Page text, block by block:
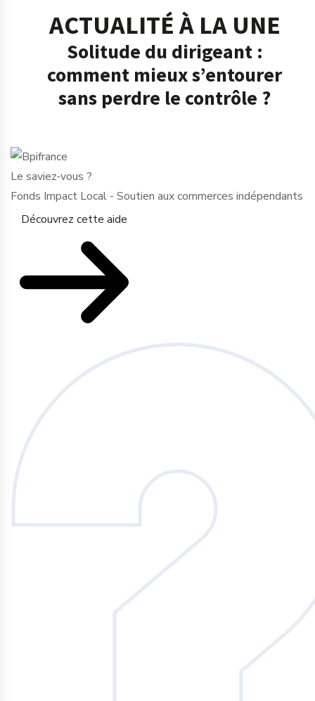
ACTUALITÉ À LA UNE
Solitude du dirigeant :
comment mieux s’entourer
sans perdre le contrôle ?
Le saviez-vous ?
Fonds Impact Local - Soutien aux commerces indépendants
Découvrez cette aide